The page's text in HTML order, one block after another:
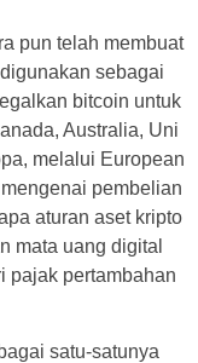
pun telah membuat
sebagai
bitcoin untuk
Australia, Uni
melalui European
pembelian
aturan aset kripto
mata uang digital
pajak pertambahan
satu-satunya